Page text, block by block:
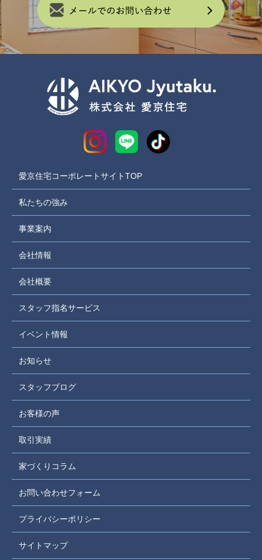
愛京住宅コーポレートサイトTOP
私たちの強み
事業案内
会社情報
会社概要
スタッフ指名サービス
イベント情報
お知らせ
スタッフブログ
お客様の声
取引実績
家づくりコラム
お問い合わせフォーム
プライバシーポリシー
サイトマップ